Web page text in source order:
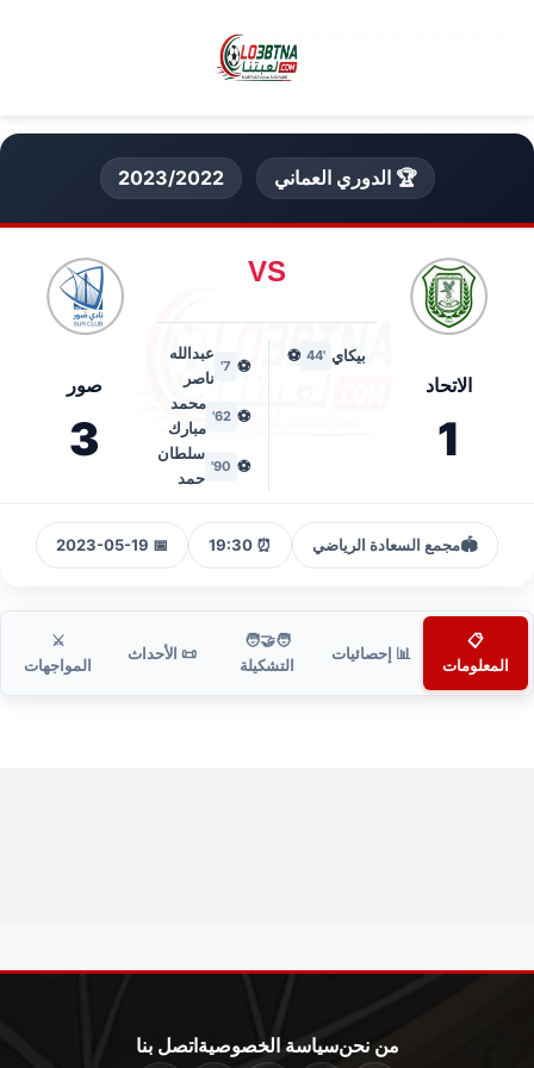
🏆 الدوري العماني 2023/2022
الاتحاد
1
VS
بيكاي '44
⚽
⚽
7'
عبدالله
ناصر
⚽
62'
محمد
مبارك
⚽
90'
سلطان
حمد
صور
3
🏟️مجمع السعادة الرياضي ⏰ 19:30
📅 2023-05-19
📋
المعلومات
📊 إحصائيات
🧑‍🤝‍🧑
التشكيلة
📜 الأحداث
⚔️
المواجهات
من نحنسياسة الخصوصية اتصل بنا